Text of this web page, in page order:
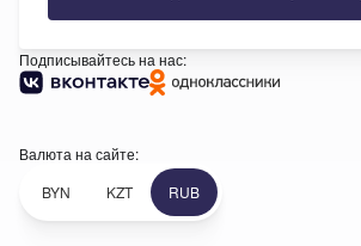
Подписывайтесь на нас:
Валюта на сайте:
BYN
KZT RUB